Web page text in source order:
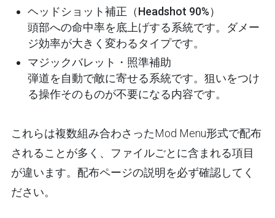
ヘッドショット補正（Headshot 90%）
頭部への命中率を底上げする系統です。ダメー
ジ効率が大きく変わるタイプです。
マジックバレット・照準補助
弾道を自動で敵に寄せる系統です。狙いをつけ
る操作そのものが不要になる内容です。
これらは複数組み合わさったMod Menu形式で配布
されることが多く、ファイルごとに含まれる項目
が違います。配布ページの説明を必ず確認してく
ださい。